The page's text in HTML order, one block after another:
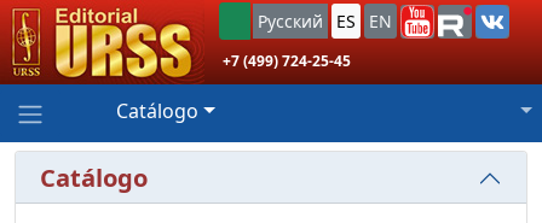
Русский ES EN
+7 (499) 724-25-45
Catálogo
Catálogo